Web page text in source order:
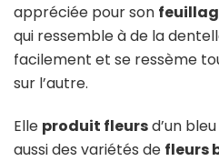
appréciée pour son
qui ressemble à de la
facilement et se ressème
sur l’autre.
Elle produit fleursd’un
aussi des variétés de fleurs